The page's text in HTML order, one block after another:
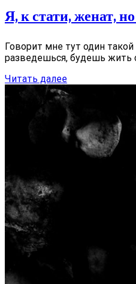
Я, к стати, женат,
Говорит мне тут один
разведешься, будешь жить
Читать далее